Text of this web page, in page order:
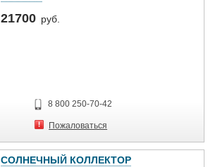
21700 руб.
8 800 250-70-42
Пожаловаться
СОЛНЕЧНЫЙ КОЛЛЕКТОР